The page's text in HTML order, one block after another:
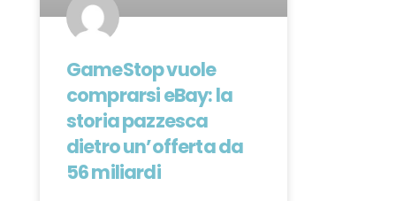
GameStop vuole
comprarsi eBay: la
storia pazzesca
dietro un’offerta da
56 miliardi